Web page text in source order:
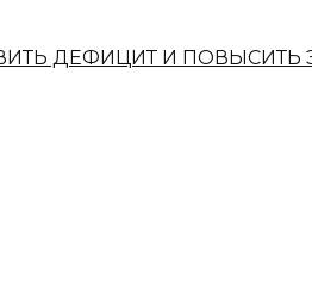
ДЕФИЦИТ И ПОВЫСИТЬ